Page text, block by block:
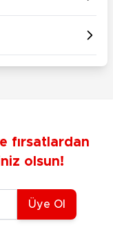
fırsatlardan
olsun!
Üye Ol